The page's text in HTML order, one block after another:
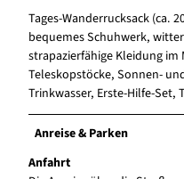
Tages-Wanderrucksack (ca.
bequemes Schuhwerk,
strapazierfähige Kleidung im
Teleskopstöcke, Sonnen-
Trinkwasser, Erste-Hilfe-Set,
Anreise & Parken
Anfahrt